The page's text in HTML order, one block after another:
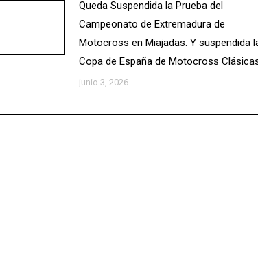
Queda Suspendida la Prueba del
Campeonato de Extremadura de
Motocross en Miajadas. Y suspendida
Copa de España de Motocross
junio 3, 2026